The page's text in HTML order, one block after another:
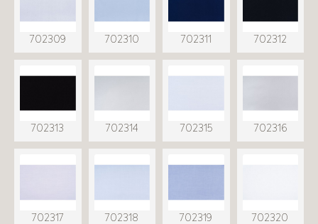
702309 702310 702311 702312
702313 702314 702315 702316
702317 702318 702319 702320